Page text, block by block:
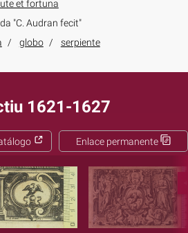
et fortuna
"C. Audran fecit"
globo serpiente
1621-1627
Enlace permanente